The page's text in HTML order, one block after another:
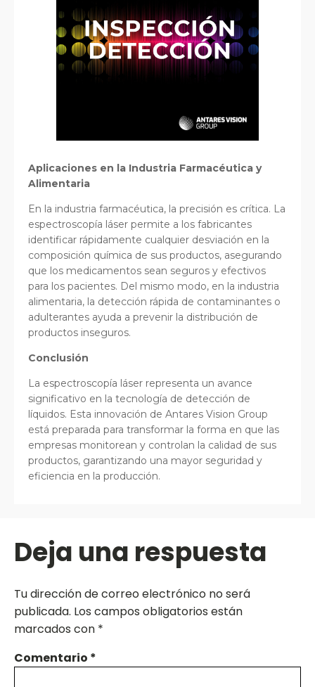
Aplicaciones en la Industria Farmacéutica y
Alimentaria
En la industria farmacéutica, la precisión es crítica. La
espectroscopía láser permite a los fabricantes
identificar rápidamente cualquier desviación en la
composición química de sus productos, asegurando
que los medicamentos sean seguros y efectivos
para los pacientes. Del mismo modo, en la industria
alimentaria, la detección rápida de contaminantes o
adulterantes ayuda a prevenir la distribución de
productos inseguros.
Conclusión
La espectroscopía láser representa un avance
significativo en la tecnología de detección de
líquidos. Esta innovación de Antares Vision Group
está preparada para transformar la forma en que las
empresas monitorean y controlan la calidad de sus
productos, garantizando una mayor seguridad y
eficiencia en la producción.
Deja una respuesta
Tu dirección de correo electrónico no será
publicada. Los campos obligatorios están
marcados con *
Comentario *